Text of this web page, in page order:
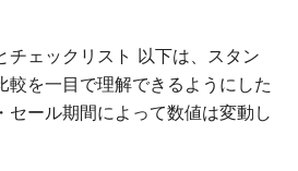
チェックリスト 以下は、スタン
較を一目で理解できるようにした
セール期間によって数値は変動し